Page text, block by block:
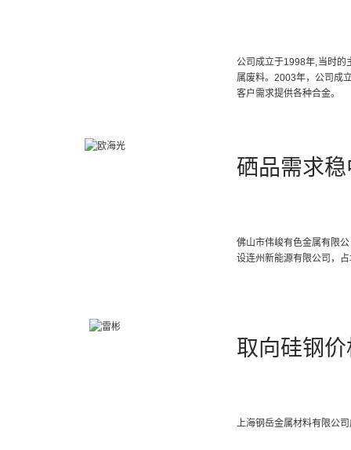
公司成立于1998年,当时的
属废料。2003年，公司成
客户需求提供各种合金。
硒品需求
佛山市伟峻有色金属有限
设连州新能源有限公司，
取向硅钢
上海钢岳金属材料有限公